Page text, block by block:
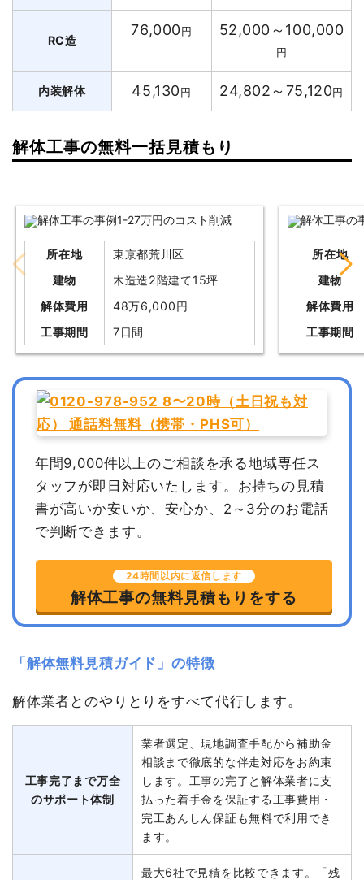
RC造
76,000円 52,000～100,000
円
内装解体 45,130円 24,802～75,120円
解体工事の無料一括見積もり
所在地
東京都荒川区
建物
木造造2階建て15坪
解体費用
48万6,000円
工事期間
7日間
所在地
建物
解体費用
工事期間
年間9,000件以上のご相談を承る地域専任ス
タッフが即日対応いたします。 お持ちの見積
書が高いか安いか、安心か、2～3分のお電話
で判断できます。
24時間以内に返信します
解体工事の無料見積もりをする
「解体無料見積ガイド」の特徴
解体業者とのやりとりをすべて代行します。
工事完了まで万全
のサポート体制
業者選定、現地調査手配から補助金
相談まで徹底的な伴走対応をお約束
します。工事の完了と解体業者に支
払った着手金を保証する工事費用・
完工あんしん保証も無料で利用でき
ます。
最大6社で見積を比較できます。「残